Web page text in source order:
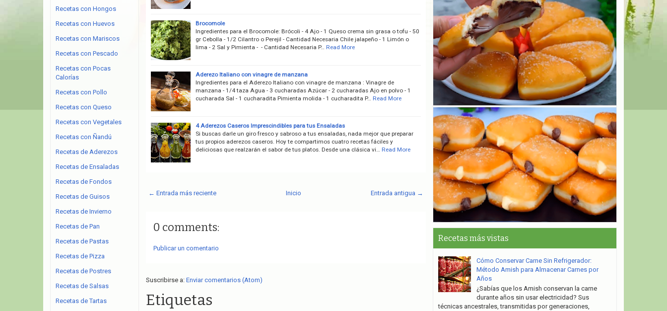
Brocomole
Ingredientes para el Brocomole: Brócoli - 4 Ajo - 1 Queso crema sin grasa o tofu - 50
gr Cebolla - 1/2 Cilantro o Perejil - Cantidad Necesaria Chile jalapeño - 1 Limón o
lima - 2 Sal y Pimienta - - Cantidad Necesaria P…
Read More
Aderezo Italiano con vinagre de manzana
Ingredientes para el Aderezo Italiano con vinagre de manzana : Vinagre de
manzana - 1/4 taza Agua - 3 cucharadas Azúcar - 2 cucharadas Ajo en polvo - 1
cucharada Sal - 1 cucharadita Pimienta molida - 1 cucharadita P…
Read More
4 Aderezos Caseros Imprescindibles para tus Ensaladas
Si buscas darle un giro fresco y sabroso a tus ensaladas, nada mejor que preparar
tus propios aderezos caseros. Hoy te compartimos cuatro recetas fáciles y
deliciosas que realzarán el sabor de tus platos. Desde una clásica vi…
Read More
← Entrada más reciente Entrada antigua →
Inicio
0 comments:
Publicar un comentario
Suscribirse a: Enviar comentarios (Atom)
Etiquetas
Recetas con Hongos
Recetas con Huevos
Recetas con Mariscos
Recetas con Pescado
Recetas con Pocas
Calorías
Recetas con Pollo
Recetas con Queso
Recetas con Vegetales
Recetas con Ñandú
Recetas de Aderezos
Recetas de Ensaladas
Recetas de Fondos
Recetas de Guisos
Recetas de Invierno
Recetas de Pan
Recetas de Pastas
Recetas de Pizza
Recetas de Postres
Recetas de Salsas
Recetas de Tartas
Recetas más vistas
Cómo Conservar Carne Sin Refrigerador:
Método Amish para Almacenar Carnes por
Años
¿Sabías que los Amish conservan la carne
durante años sin usar electricidad? Sus
técnicas ancestrales, transmitidas por generaciones,